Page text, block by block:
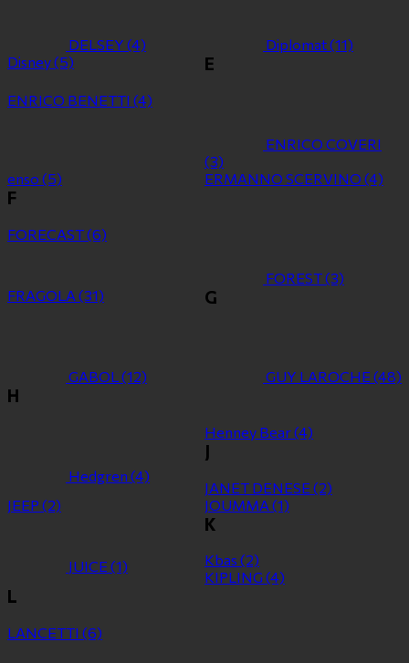
DELSEY (4) Diplomat(11)
Disney(5) E
ENRICO BENETTI (4)
ENRICO COVERI
(3)
enso (5) ERMANNO SCERVINO (4)
F
FORECAST(6)
FOREST(3)
FRAGOLA (31) G
GABOL(12) GUY LAROCHE (48)
H
Hedgren (4)
Henney Bear(4)
J
JANET DENESE (2)
JEEP (2) JOUMMA (1)
JUICE (1)
K
Kbas (2)
KIPLING (4)
L
LANCETTI (6)